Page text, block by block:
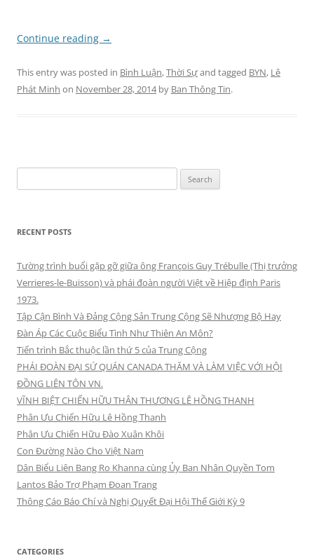
Continue reading →
This entry was posted in Bình Luận,Thời Sựand tagged BYN, Lê
Phát Minh on November 28, 2014by Ban Thông Tin.
for:
RECENT POSTS
Tường trình buổi gặp gỡ giữa ông François Guy Trébulle (Thị trưởng
Verrieres-le-Buisson) và phái đoàn người Việt về Hiệp định Paris
1973.
Tập Cận Bình Và Đảng Cộng Sản Trung Cộng Sẽ Nhượng Bộ Hay
Đàn Áp Các Cuộc Biểu Tình Như Thiên An Môn?
Tiến trình Bắc thuộc lần thứ 5 của Trung Cộng
PHÁI ĐOÀN ĐẠI SỨ QUÁN CANADA THĂM VÀ LÀM VIỆC VỚI HỘI
ĐỒNG LIÊN TÔN VN.
VĨNH BIỆT CHIẾN HỮU THÂN THƯƠNG LÊ HỒNG THANH
Phân Ưu Chiến Hữu Lê Hồng Thanh
Phân Ưu Chiến Hữu Đào Xuân Khôi
Con Đường Nào Cho Việt Nam
Dân Biểu Liên Bang Ro Khanna cùng Ủy Ban Nhân Quyền Tom
Lantos Bảo Trợ Phạm Đoan Trang
Thông Cáo Báo Chí và Nghị Quyết Đại Hội Thế Giới Kỳ 9
CATEGORIES